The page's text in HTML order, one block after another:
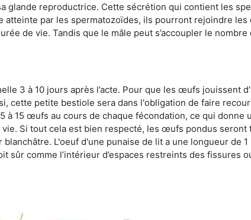
glande reproductrice. Cette sécrétion qui contient les
atteinte par les spermatozoïdes, ils pourront rejoindre
de vie. Tandis que le mâle peut s’accoupler le
3 à 10 jours après l’acte. Pour que les œufs jouissent
cette petite bestiole sera dans l'obligation de faire
à 15 œufs au cours de chaque fécondation, ce qui
Si tout cela est bien respecté, les œufs pondus
L'oeuf d'une punaise de lit a une longueur de
comme l’intérieur d’espaces restreints des fissures